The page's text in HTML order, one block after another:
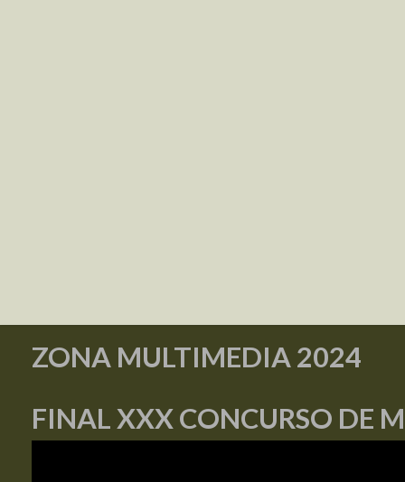
ZONA MULTIMEDIA 2024
FINAL XXX CONCURSO DE